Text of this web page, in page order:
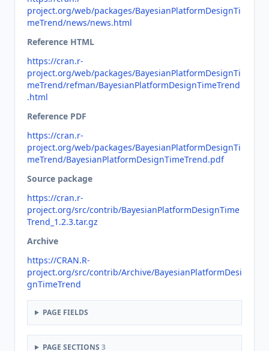
project.org/web/packages/BayesianPlatformDesignTi
meTrend/news/news.html
Reference HTML
https://cran.r-
project.org/web/packages/BayesianPlatformDesignTi
meTrend/refman/BayesianPlatformDesignTimeTrend
.html
Reference PDF
https://cran.r-
project.org/web/packages/BayesianPlatformDesignTi
meTrend/BayesianPlatformDesignTimeTrend.pdf
Source package
https://cran.r-
project.org/src/contrib/BayesianPlatformDesignTime
Trend_1.2.3.tar.gz
Archive
https://CRAN.R-
project.org/src/contrib/Archive/BayesianPlatformDesi
gnTimeTrend
PAGE FIELDS
PAGE SECTIONS 3